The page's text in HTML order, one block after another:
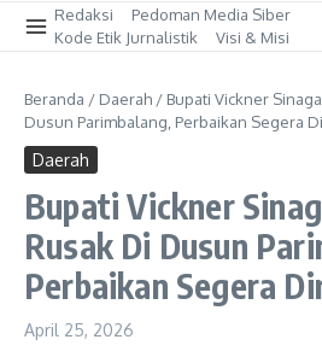
Redaksi
Pedoman Media Siber
Kode Etik Jurnalistik
Visi & Misi
Beranda / Daerah / Bupati Vickner
Dusun Parimbalang, Perbaikan Segera
Daerah
Bupati Vickner
Rusak Di Dusun
Perbaikan Segera
April 25, 2026